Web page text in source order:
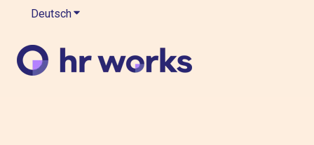
DeutschUntermenü für Übersetzungen anzeigen